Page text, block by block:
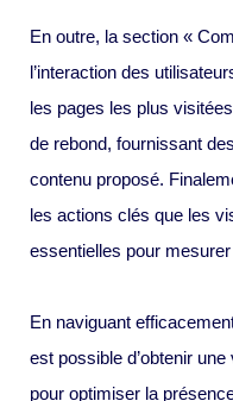
En outre, la section «
l’interaction des
les pages les plus
de rebond, fournissant
contenu proposé.
les actions clés que les
essentielles pour
En naviguant
est possible d’obtenir
pour optimiser la